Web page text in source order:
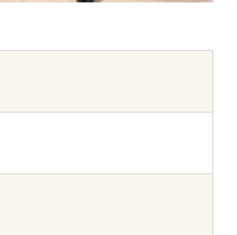
送修理）